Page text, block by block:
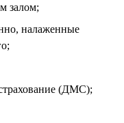
залом;
налаженные
(ДМС);